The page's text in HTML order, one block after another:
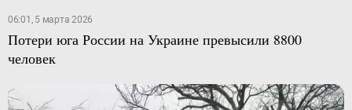
06:01, 5 марта 2026
Потери юга России на Украине превысили 8800
человек